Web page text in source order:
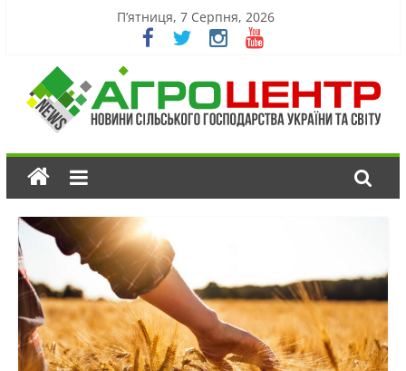
П’ятниця, 7 Серпня, 2026